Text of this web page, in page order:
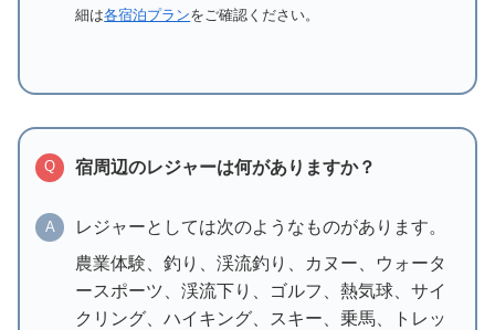
細は各宿泊プランをご確認ください。
Q 宿周辺のレジャーは何がありますか？
A
レジャーとしては次のようなものがあります。
農業体験、釣り、渓流釣り、カヌー、ウォータ
ースポーツ、渓流下り、ゴルフ、熱気球、サイ
クリング、ハイキング、スキー、乗馬、トレッ